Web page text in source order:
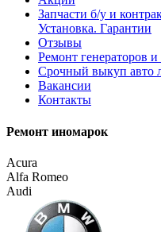
Запчасти б/у и
Установка. Гарантии
Отзывы
Ремонт генераторов и
Cрочный выкуп авто
Вакансии
Контакты
Ремонт иномарок
Acura
Alfa Romeo
Audi